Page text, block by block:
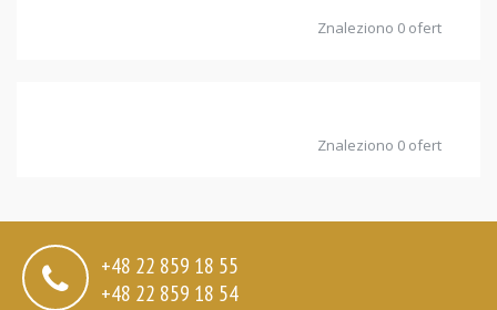
Znaleziono 0 ofert
Znaleziono 0 ofert
+48 22 859 18 55
+48 22 859 18 54